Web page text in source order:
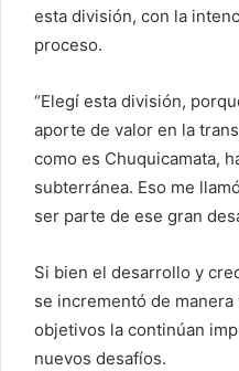
esta división, con la
proceso.
“Elegí esta división,
aporte de valor en la
como es Chuquicamata,
subterránea. Eso me
ser parte de ese gran
Si bien el desarrollo y
se incrementó de
objetivos la continúan
nuevos desafíos.